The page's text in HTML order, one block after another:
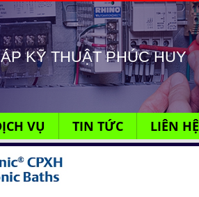
KỸ THUẬT PHÚC HUY
VỤ TIN TỨC LIÊN HỆ